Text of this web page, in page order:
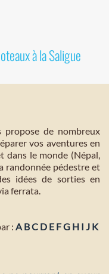
à la Saligue
propose de nombreux
vos aventures en
dans le monde (Népal,
randonnée pédestre et
idées de sorties en
ferrata.
: A BC D E FG H I J K